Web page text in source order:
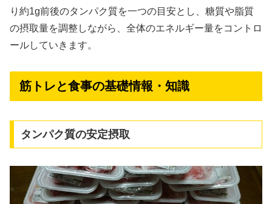
り約1g前後のタンパク質を一つの目安とし、糖質や脂質
の摂取量を調整しながら、全体のエネルギー量をコントロ
ールしていきます。
筋トレと食事の基礎情報・知識
タンパク質の安定摂取